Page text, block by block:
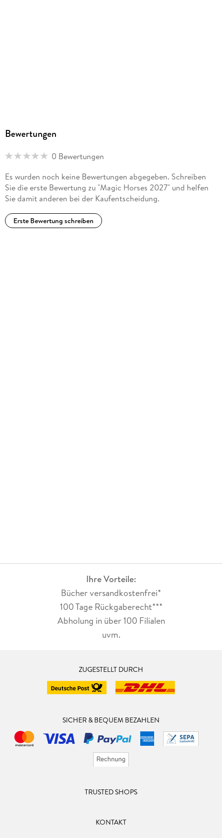
Bewertungen
0 Bewertungen
Es wurden noch keine Bewertungen abgegeben. Schreiben
Sie die erste Bewertung zu "Magic Horses 2027" und helfen
Sie damit anderen bei der Kaufentscheidung.
Erste Bewertung schreiben
Ihre Vorteile:
Bücher versandkostenfrei*
100 Tage Rückgaberecht***
Abholung in über 100 Filialen
uvm.
ZUGESTELLT DURCH
SICHER & BEQUEM BEZAHLEN
TRUSTED SHOPS
KONTAKT